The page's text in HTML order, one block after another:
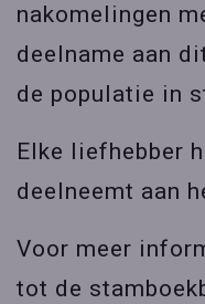
nakomelingen
deelname aan
de populatie in
Elke liefhebber
deelneemt aan
Voor meer
tot de